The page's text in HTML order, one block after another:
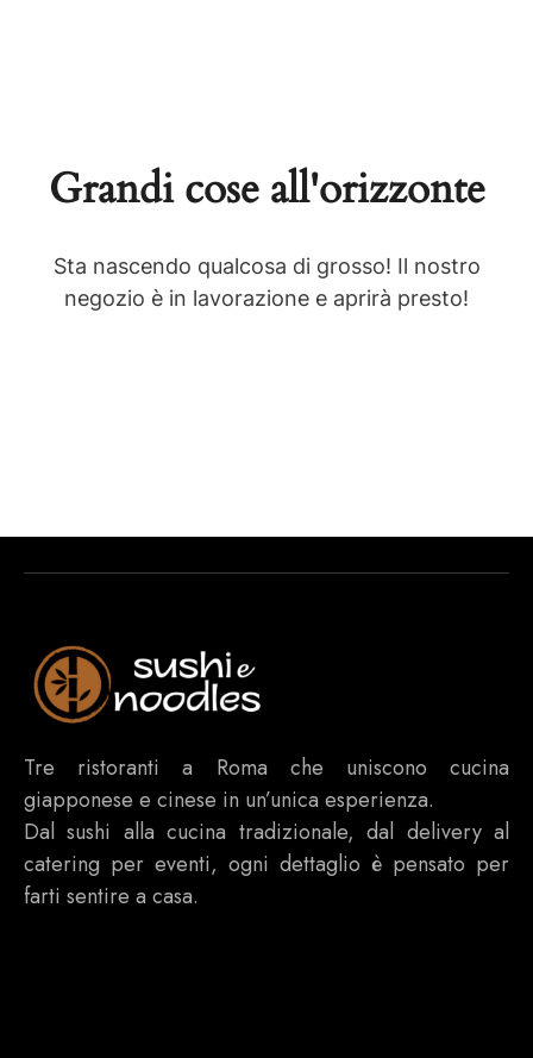
Grandi cose all'orizzonte
Sta nascendo qualcosa di grosso! Il nostro
negozio è in lavorazione e aprirà presto!
Tre ristoranti a Roma che uniscono cucina
giapponese e cinese in un’unica esperienza.
Dal sushi alla cucina tradizionale, dal delivery al
catering per eventi, ogni dettaglio è pensato per
farti sentire a casa.